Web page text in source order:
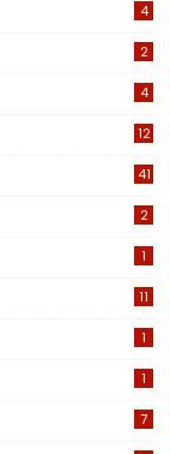
4
2
4
12
41
2
1
11
1
1
7